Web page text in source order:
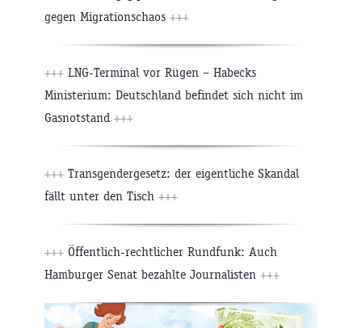
gegen Migrationschaos +++
+++ LNG-Terminal vor Rügen – Habecks
Ministerium: Deutschland befindet sich nicht im
Gasnotstand +++
+++ Transgendergesetz: der eigentliche Skandal
fällt unter den Tisch +++
+++ Öffentlich-rechtlicher Rundfunk: Auch
Hamburger Senat bezahlte Journalisten +++